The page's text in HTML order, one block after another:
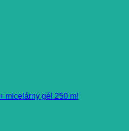
micelárny gél 250 ml